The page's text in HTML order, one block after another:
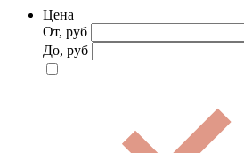
Цена
От, руб
До, руб